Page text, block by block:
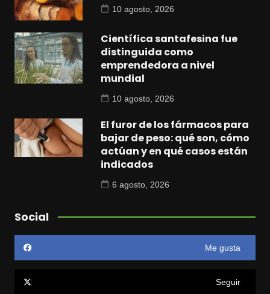
10 agosto, 2026
Científica santafesina fue
distinguida como
emprendedora a nivel
mundial
10 agosto, 2026
El furor de los fármacos para
bajar de peso: qué son, cómo
actúan y en qué casos están
indicados
6 agosto, 2026
Social
Me gusta
Seguir